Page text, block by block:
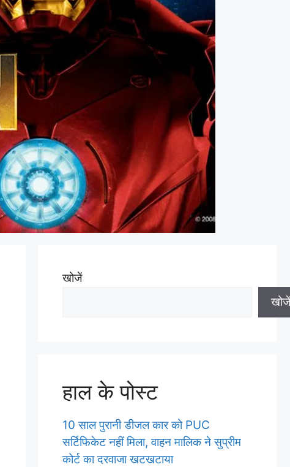
खोजें
खोजें
हाल के पोस्ट
10 साल पुरानी डीजल कार को PUC
सर्टिफिकेट नहीं मिला, वाहन मालिक ने सुप्रीम
कोर्ट का दरवाजा खटखटाया